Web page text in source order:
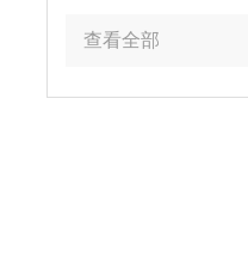
查看全部